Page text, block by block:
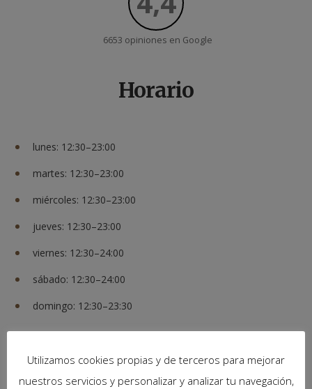
6653 opiniones en Google
Horario
lunes: 12:30–23:00
martes: 12:30–23:00
miércoles: 12:30–23:00
jueves: 12:30–23:00
viernes: 12:30–24:00
sábado: 12:30–24:00
domingo: 12:30–23:30
Galería de imágenes
Utilizamos cookies propias y de terceros para mejorar
nuestros servicios y personalizar y analizar tu navegación,